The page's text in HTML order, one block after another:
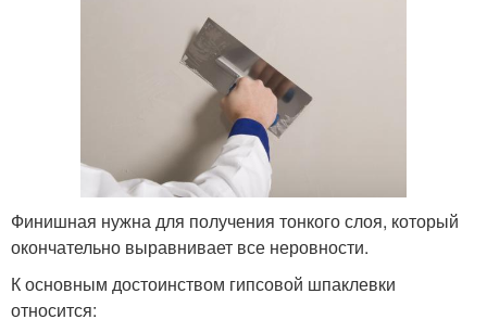
Финишная нужна для получения тонкого слоя, который
окончательно выравнивает все неровности.
К основным достоинством гипсовой шпаклевки
относится: